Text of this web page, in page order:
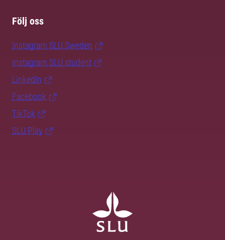
Följ oss
Instagram SLU.Sweden
Instagram SLU.student
LinkedIn
Facebook
TikTok
SLU Play